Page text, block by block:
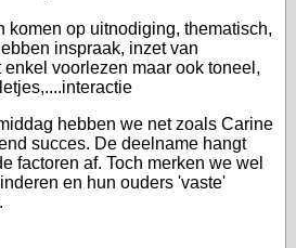
komen op uitnodiging, thematisch,
inspraak, inzet van
voorlezen maar ook toneel,
hebben we net zoals Carine
succes. De deelname hangt
factoren af. Toch merken we wel
en hun ouders 'vaste'